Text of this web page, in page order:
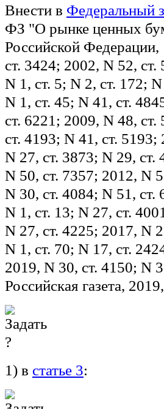
Внести в Федеральный
ФЗ "О рынке ценных
Российской
ст. 3424; 2002, N 52,
N 1, ст. 5; N 2, ст. 172;
N 1, ст. 45; N 41, ст.
ст. 6221; 2009, N 48,
ст. 4193; N 41, ст.
N 27, ст. 3873; N 29, ст.
N 50, ст. 7357; 2012, N
N 30, ст. 4084; N 51,
N 1, ст. 13; N 27, ст.
N 27, ст. 4225; 2017, N
N 1, ст. 70; N 17, ст.
2019, N 30, ст. 4150; N
Российская газета,
1) в статье 3: